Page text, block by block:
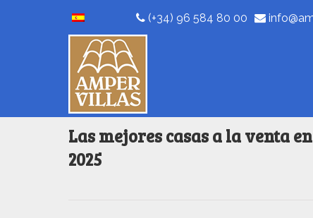
(+34) 96 584 80 00
Las mejores casas a la venta
2025